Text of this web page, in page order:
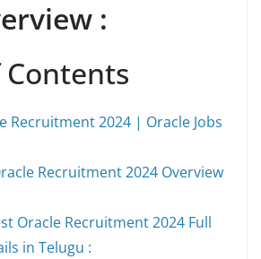
:
Recruitment 2024 | Oracle Jobs
Recruitment 2024 Overview
Oracle Recruitment 2024 Full
in Telugu :